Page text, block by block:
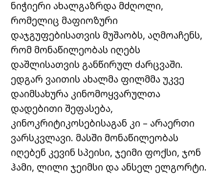
ნიჭიერი ახალგაზრდა მძღოლი,
რომელიც მაფიოზური
დაჯგუფებისათვის მუშაობს, აღმოაჩენს,
რომ მონაწილეობას იღებს
დაშლისათვის განწირულ ძარცვაში.
ედგარ ვაითის ახალმა ფილმმა უკვე
დაიმსახურა კინომოყვარულთა
დადებითი შეფასება,
კინოკრიტიკოსებისაგან კი – არაერთი
ვარსკვლავი. მასში მონაწილეობას
იღებენ კევინ სპეისი, ჯეიმი ფოქსი, ჯონ
ჰამი, ლილი ჯეიმსი და ანსელ ელგორტი.